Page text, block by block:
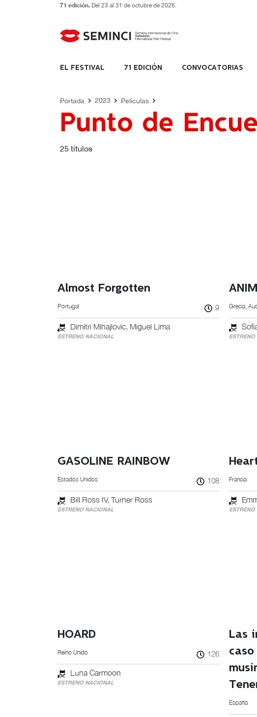
71 edición. Del 23 al 31 de octubre de 2026.
EL FESTIVAL 71 EDICIÓN CONVOCATORIAS
Portada 2023 Películas
Punto de
25 títulos
PELÍCULAS Punto de Encuentro (2023)
Almost Forgotten
Portugal 9
Dimitri Mihajlovic, Miguel Lima
ESTRENO NACIONAL
Grecia,
GASOLINE RAINBOW
Estados Unidos 108
Bill Ross IV, Turner Ross
ESTRENO NACIONAL
Francia
HOARD
Reino Unido 126
Luna Carmoon
ESTRENO NACIONAL
Las
España